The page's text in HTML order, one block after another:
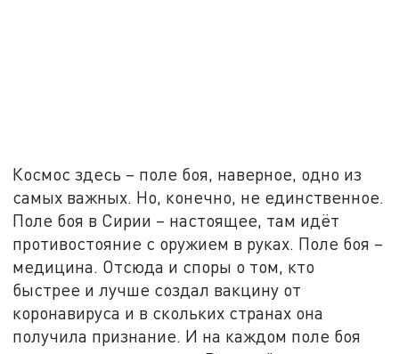
Космос здесь – поле боя, наверное, одно из
самых важных. Но, конечно, не единственное.
Поле боя в Сирии – настоящее, там идёт
противостояние с оружием в руках. Поле боя –
медицина. Отсюда и споры о том, кто
быстрее и лучше создал вакцину от
коронавируса и в скольких странах она
получила признание. И на каждом поле боя